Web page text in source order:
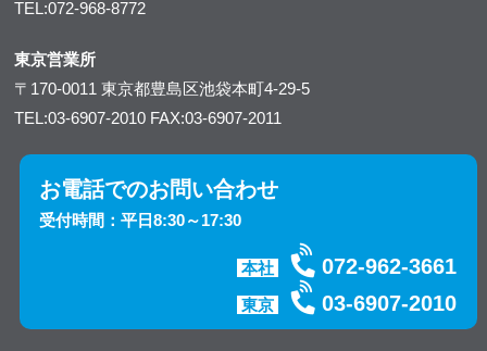
TEL:072-968-8772
東京営業所
〒170-0011東京都豊島区池袋本町4-29-5
TEL:03-6907-2010 FAX:03-6907-2011
お電話でのお問い合わせ
受付時間：平日8:30～17:30
本社 072-962-3661
東京 03-6907-2010